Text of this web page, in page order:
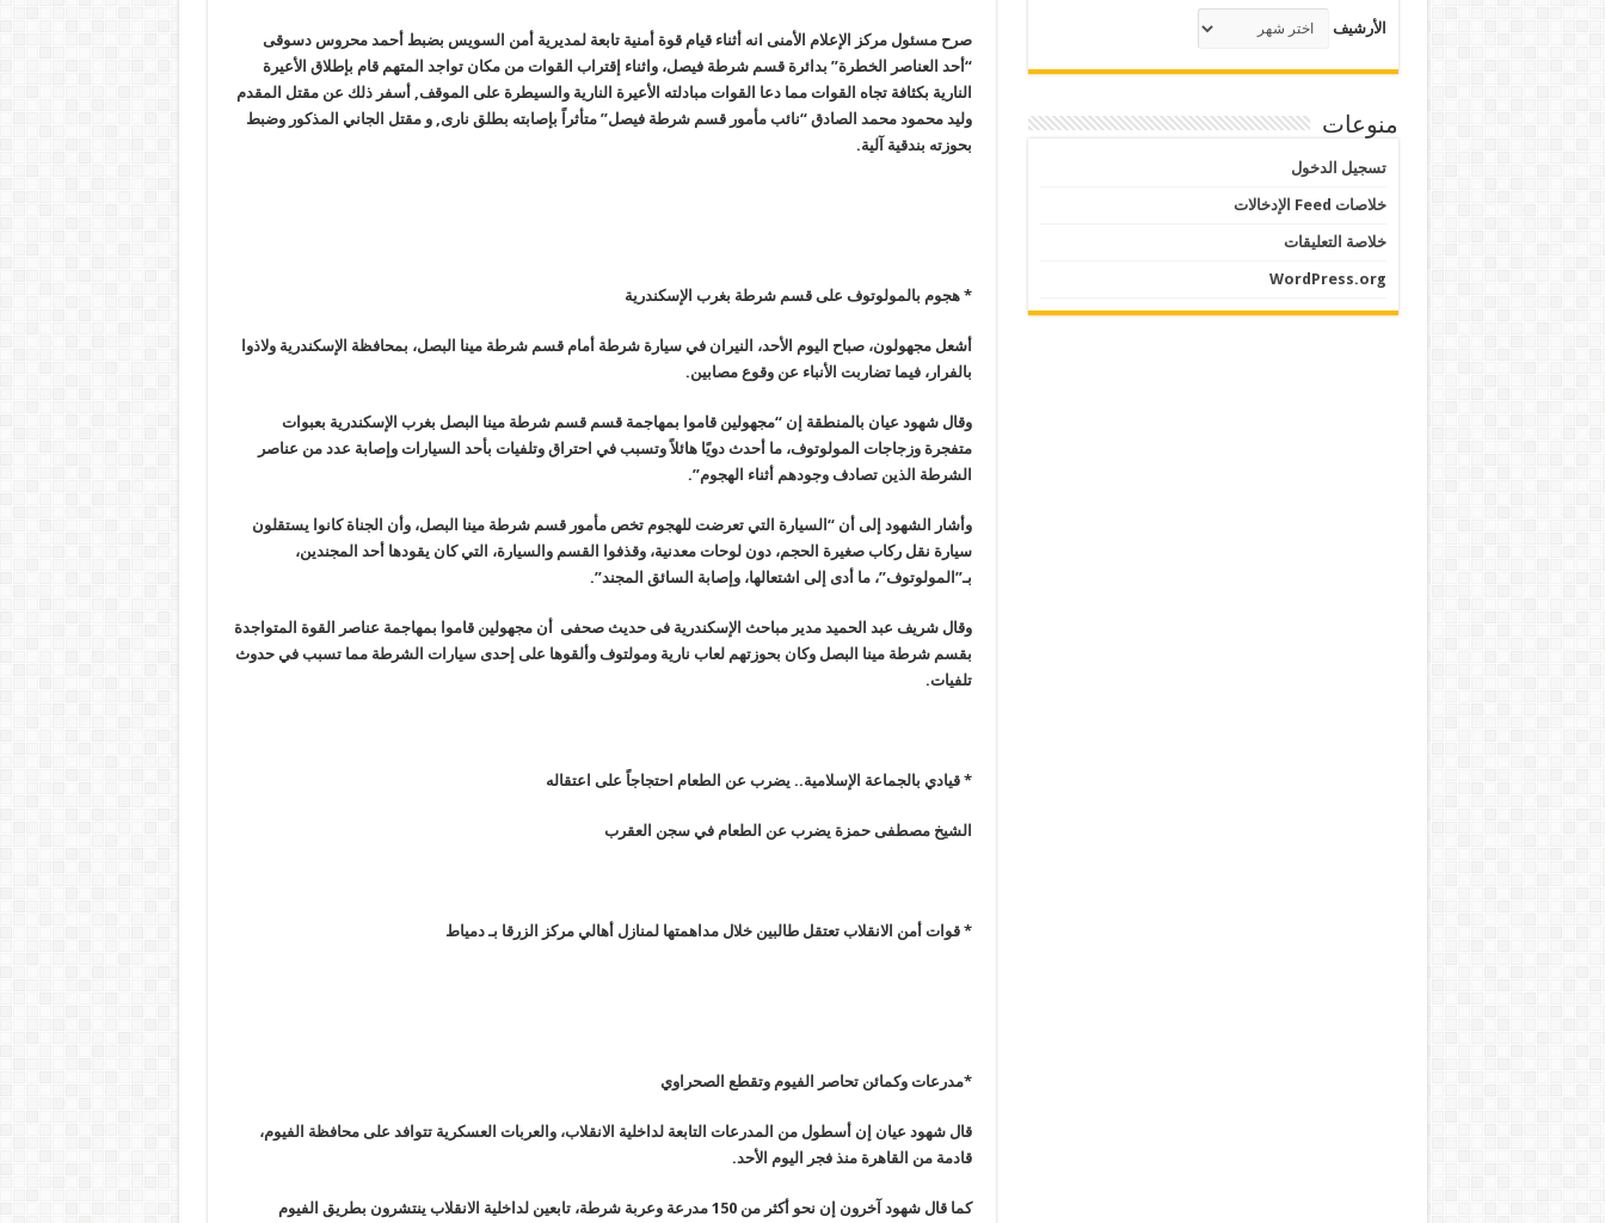
صرح مسئول مركز الإعلام الأمنى انه أثناء قيام قوة أمنية تابعة لمديرية أمن السويس بضبط أحمد محروس دسوقى
“أحد العناصر الخطرة” بدائرة قسم شرطة فيصل، واثناء إقتراب القوات من مكان تواجد المتهم قام بإطلاق الأعيرة
النارية بكثافة تجاه القوات مما دعا القوات مبادلته الأعيرة النارية والسيطرة على الموقف, أسفر ذلك عن مقتل المقدم
وليد محمود محمد الصادق “نائب مأمور قسم شرطة فيصل” متأثراً بإصابته بطلق نارى, و مقتل الجاني المذكور وضبط
بحوزته بندقية آلية.
* هجوم بالمولوتوف على قسم شرطة بغرب الإسكندرية
أشعل مجهولون، صباح اليوم الأحد، النيران في سيارة شرطة أمام قسم شرطة مينا البصل، بمحافظة الإسكندرية ولاذوا
بالفرار، فيما تضاربت الأنباء عن وقوع مصابين.
وقال شهود عيان بالمنطقة إن “مجهولين قاموا بمهاجمة قسم قسم شرطة مينا البصل بغرب الإسكندرية بعبوات
متفجرة وزجاجات المولوتوف، ما أحدث دويًا هائلاً وتسبب في احتراق وتلفيات بأحد السيارات وإصابة عدد من عناصر
الشرطة الذين تصادف وجودهم أثناء الهجوم”.
وأشار الشهود إلى أن “السيارة التي تعرضت للهجوم تخص مأمور قسم شرطة مينا البصل، وأن الجناة كانوا يستقلون
سيارة نقل ركاب صغيرة الحجم، دون لوحات معدنية، وقذفوا القسم والسيارة، التي كان يقودها أحد المجندين،
بـ”المولوتوف”، ما أدى إلى اشتعالها، وإصابة السائق المجند”.
وقال شريف عبد الحميد مدير مباحث الإسكندرية فى حديث صحفى أن مجهولين قاموا بمهاجمة عناصر القوة المتواجدة
بقسم شرطة مينا البصل وكان بحوزتهم لعاب نارية ومولتوف وألقوها على إحدى سيارات الشرطة مما تسبب في حدوث
تلفيات.
* قيادي بالجماعة الإسلامية.. يضرب عن الطعام احتجاجاً على اعتقاله
الشيخ مصطفى حمزة يضرب عن الطعام في سجن العقرب
* قوات أمن الانقلاب تعتقل طالبين خلال مداهمتها لمنازل أهالي مركز الزرقا بـ دمياط
*مدرعات وكمائن تحاصر الفيوم وتقطع الصحراوي
قال شهود عيان إن أسطول من المدرعات التابعة لداخلية الانقلاب، والعربات العسكرية تتوافد على محافظة الفيوم،
قادمة من القاهرة منذ فجر اليوم الأحد.
كما قال شهود آخرون إن نحو أكثر من 150 مدرعة وعربة شرطة، تابعين لداخلية الانقلاب ينتشرون بطريق الفيوم
الأرشيف
منوعات
تسجيل الدخول
خلاصات Feed الإدخالات
خلاصة التعليقات
WordPress.org